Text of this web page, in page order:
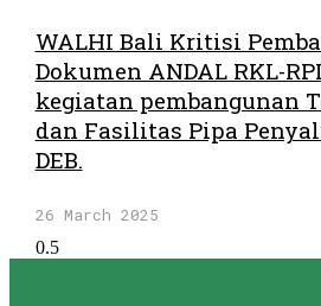
WALHI Bali Kritisi
Dokumen ANDAL RKL-
kegiatan pembangunan
dan Fasilitas Pipa
DEB.
26 March 2025